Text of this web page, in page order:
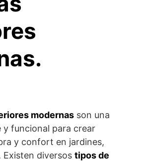
modernas son una
y funcional para crear
y confort en jardines,
diversos tipos de